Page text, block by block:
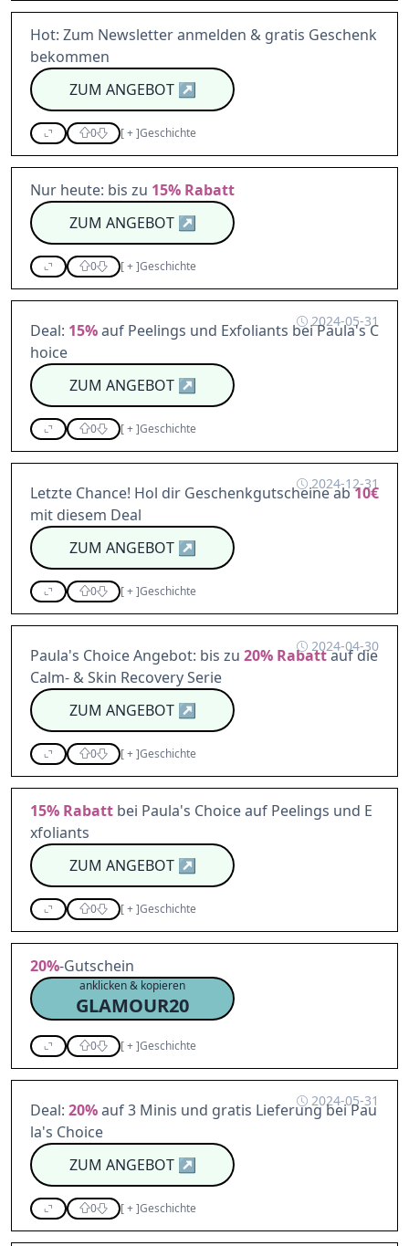
Hot: Zum Newsletter anmelden & gratis Geschenk
bekommen
ZUM ANGEBOT↗
0 [+]Geschichte
Nur heute: bis zu 15% Rabatt
ZUM ANGEBOT↗
0 [+]Geschichte
2024-05-31
Deal: 15%auf Peelings und Exfoliants bei Paula's C
hoice
ZUM ANGEBOT↗
0 [+]Geschichte
2024-12-31
Letzte Chance! Hol dir Geschenkgutscheine ab10€
mit diesem Deal
ZUM ANGEBOT↗
0 [+]Geschichte
2024-04-30
Paula's Choice Angebot: bis zu 20% Rabattauf die
Calm- & Skin Recovery Serie
ZUM ANGEBOT↗
0 [+]Geschichte
15% Rabatt bei Paula's Choice auf Peelings und E
xfoliants
ZUM ANGEBOT↗
0 [+]Geschichte
20%-Gutschein
anklicken & kopieren
GLAMOUR20
0 [+]Geschichte
2024-05-31
Deal: 20%auf 3 Minis und gratis Lieferung bei Pau
la's Choice
ZUM ANGEBOT↗
0 [+]Geschichte